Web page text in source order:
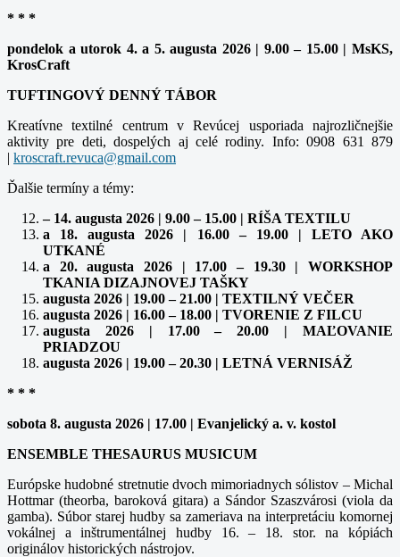
* * *
pondelok a utorok 4. a 5. augusta 2026 | 9.00 – 15.00 | MsKS,
KrosCraft
TUFTINGOVÝ DENNÝ TÁBOR
Kreatívne textilné centrum v Revúcej usporiada najrozličnejšie
aktivity pre deti, dospelých aj celé rodiny. Info: 0908 631 879
|
Ďalšie termíny a témy:
– 14. augusta 2026 | 9.00 – 15.00 | RÍŠA TEXTILU
a 18. augusta 2026 | 16.00 – 19.00 | LETO AKO
UTKANÉ
a 20. augusta 2026 | 17.00 – 19.30 | WORKSHOP
TKANIA DIZAJNOVEJ TAŠKY
augusta 2026 | 19.00 – 21.00 | TEXTILNÝ VEČER
augusta 2026 | 16.00 – 18.00 | TVORENIE Z FILCU
augusta 2026 | 17.00 – 20.00 | MAĽOVANIE
PRIADZOU
augusta 2026 | 19.00 – 20.30 | LETNÁ VERNISÁŽ
* * *
sobota 8. augusta 2026 | 17.00 | Evanjelický a. v. kostol
ENSEMBLE THESAURUS MUSICUM
Európske hudobné stretnutie dvoch mimoriadnych sólistov – Michal
Hottmar (theorba, baroková gitara) a Sándor Szaszvárosi (viola da
gamba). Súbor starej hudby sa zameriava na interpretáciu komornej
vokálnej a inštrumentálnej hudby 16. – 18. stor. na kópiách
originálov historických nástrojov.